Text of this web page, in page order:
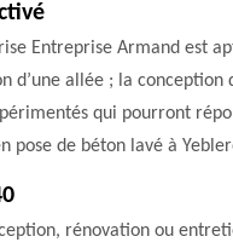
Entreprise Armand est
allée ; la
qui pourront
pose de béton lavé à
rénovation ou